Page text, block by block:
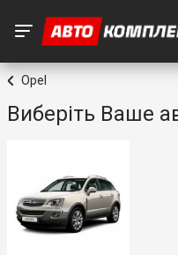
Opel
Виберіть Ваше